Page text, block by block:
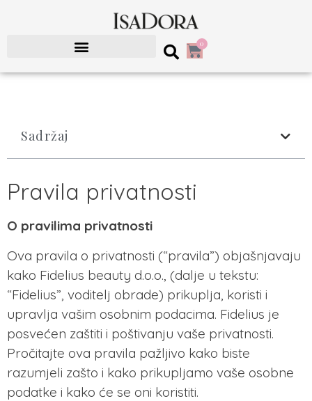
0
Sadržaj
Pravila privatnosti
O pravilima privatnosti
Ova pravila o privatnosti (“pravila”) objašnjavaju
kako Fidelius beauty d.o.o., (dalje u tekstu:
“Fidelius”, voditelj obrade) prikuplja, koristi i
upravlja vašim osobnim podacima. Fidelius je
posvećen zaštiti i poštivanju vaše privatnosti.
Pročitajte ova pravila pažljivo kako biste
razumjeli zašto i kako prikupljamo vaše osobne
podatke i kako će se oni koristiti.